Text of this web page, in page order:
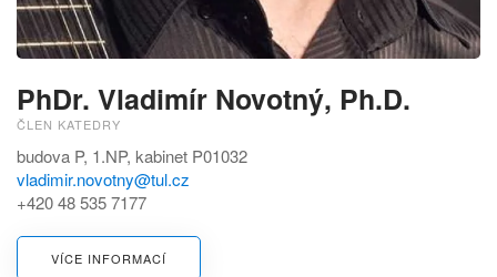
PhDr. Vladimír Novotný, Ph.D.
ČLEN KATEDRY
budova P, 1.NP, kabinet P01032
vladimir.novotny@tul.cz
+420 48 535 7177
VÍCE INFORMACÍ